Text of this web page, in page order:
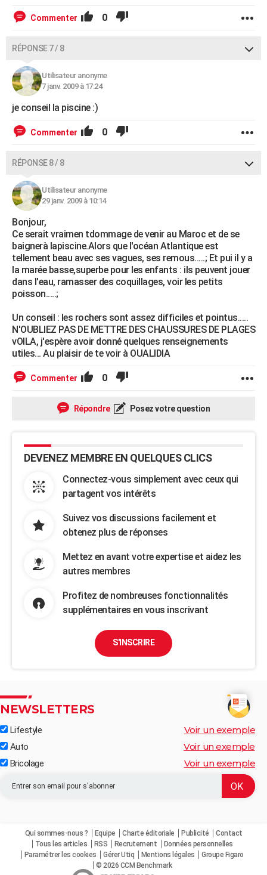
Commenter 0
RÉPONSE 7 / 8
Utilisateur anonyme
7 janv. 2009 à 17:24
je conseil la piscine :)
Commenter 0
RÉPONSE 8 / 8
Utilisateur anonyme
29 janv. 2009 à 10:14
Bonjour,
Ce serait vraimen tdommage de venir au Maroc et de se
baignerà lapiscine.Alors que l'océan Atlantique est
tellement beau avec ses vagues, ses remous.....; Et pui il y a
la marée basse,superbe pour les enfants : ils peuvent jouer
dans l'eau, ramasser des coquillages, voir les petits
poisson.....;
Un conseil : les rochers sont assez difficiles et pointus.....
N'OUBLIEZ PAS DE METTRE DES CHAUSSURES DE PLAGES
vOILA, j'espère avoir donné quelques renseignements
utiles... Au plaisir de te voir à OUALIDIA
Commenter 0
Répondre Posez votre question
DEVENEZ MEMBRE EN QUELQUES CLICS
Connectez-vous simplement avec ceux qui
partagent vos intérêts
Suivez vos discussions facilement et
obtenez plus de réponses
Mettez en avant votre expertise et aidez les
autres membres
Profitez de nombreuses fonctionnalités
supplémentaires en vous inscrivant
S'INSCRIRE
NEWSLETTERS
Lifestyle Voir un exemple
Auto Voir un exemple
Bricolage Voir un exemple
Qui sommes-nous ? Equipe Charte éditoriale Publicité
Contact
Tous les articles
RSS Recrutement
Données personnelles
Paramétrer les cookies
Gérer Utiq Mentions légales
Groupe Figaro
© 2026 CCM Benchmark